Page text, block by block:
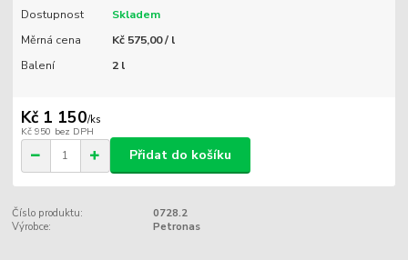
Dostupnost
Skladem
Měrná cena
Kč 575,00 / l
Balení
2 l
Kč 1 150/ks
Kč 950 bez DPH
Přidat do košíku
Číslo produktu:
0728.2
Výrobce:
Petronas